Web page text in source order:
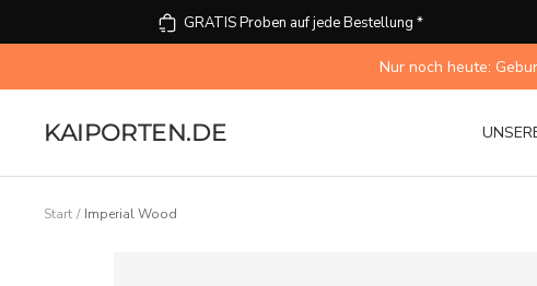
GRATIS Proben auf jede Bestellung *
Nur noch heute:
KAIPORTEN.DE
Start Imperial Wood